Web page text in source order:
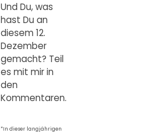
Und Du, was
hast Du an
diesem 12.
Dezember
gemacht? Teil
es mit mir in
den
Kommentaren.
*In dieser langjährigen